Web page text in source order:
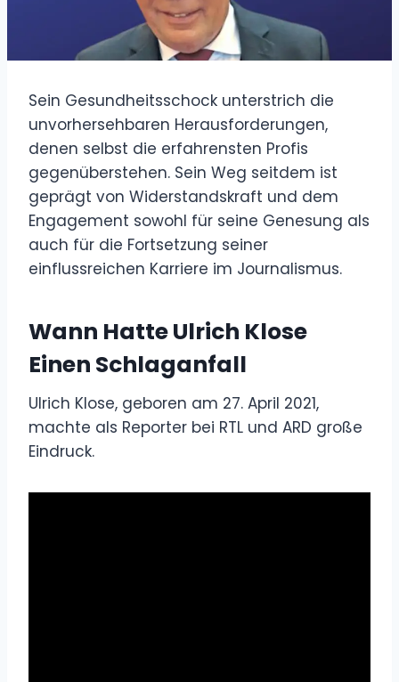
Sein Gesundheitsschock unterstrich die
unvorhersehbaren Herausforderungen,
denen selbst die erfahrensten Profis
gegenüberstehen. Sein Weg seitdem ist
geprägt von Widerstandskraft und dem
Engagement sowohl für seine Genesung als
auch für die Fortsetzung seiner
einflussreichen Karriere im Journalismus.
Wann Hatte Ulrich Klose
Einen Schlaganfall
Ulrich Klose, geboren am 27. April 2021,
machte als Reporter bei RTL und ARD große
Eindruck.